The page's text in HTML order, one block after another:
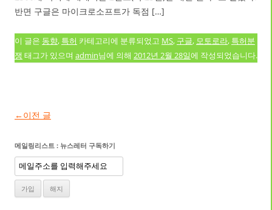
반면 구글은 마이크로소프트가 독점 […]
이 글은 동향, 특허 카테고리에 분류되었고 MS, 구글, 모토로라, 특허분
쟁 태그가 있으며 admin님에 의해 2012년 2월 28일에 작성되었습니다.
글 네비게이션
←이전 글
메일링리스트 : 뉴스레터 구독하기